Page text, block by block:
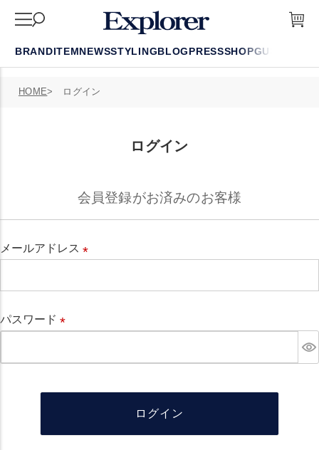
BRANDITEMNEWSSTYLINGBLOGPRESSSHOPGUIDE
HOME ログイン
ログイン
会員登録がお済みのお客様
メールアドレス
パスワード
須
ログイン